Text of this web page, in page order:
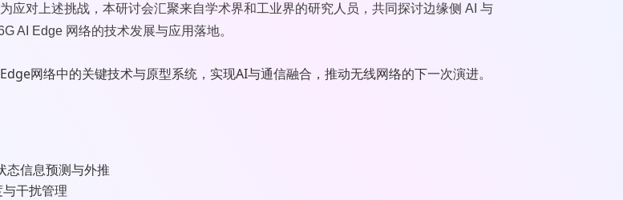
应对上述挑战，本研讨会汇聚来自学术界和工业界的研究人员，共同探讨边缘侧 AI 与
AI Edge 网络的技术发展与应用落地。
网络中的关键技术与原型系统，实现AI与通信融合，推动无线网络的下一次演进。
态信息预测与外推
干扰管理